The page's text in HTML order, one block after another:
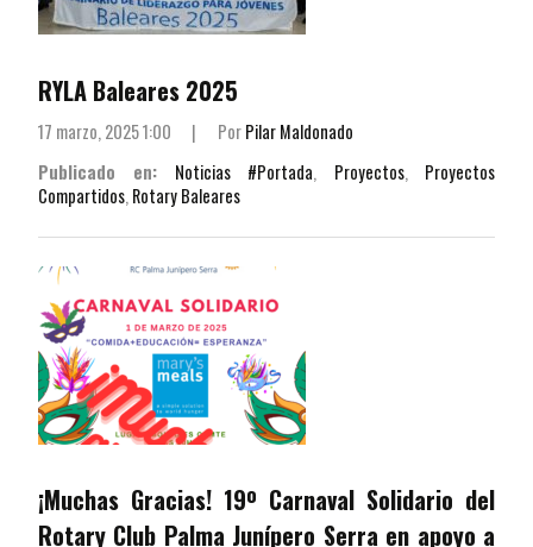
RYLA Baleares 2025
17 marzo, 2025 1:00 | PorPilar Maldonado
Publicado en:
Noticias #Portada, Proyectos, Proyectos
Compartidos,Rotary Baleares
¡Muchas Gracias! 19º Carnaval Solidario del
Rotary Club Palma Junípero Serra en apoyo a